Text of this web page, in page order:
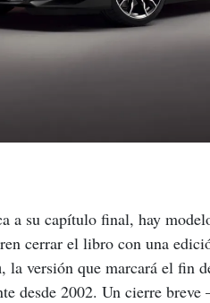
a su capítulo final, hay
cerrar el libro con una
, la versión que marcará el fin
desde 2002. Un cierre